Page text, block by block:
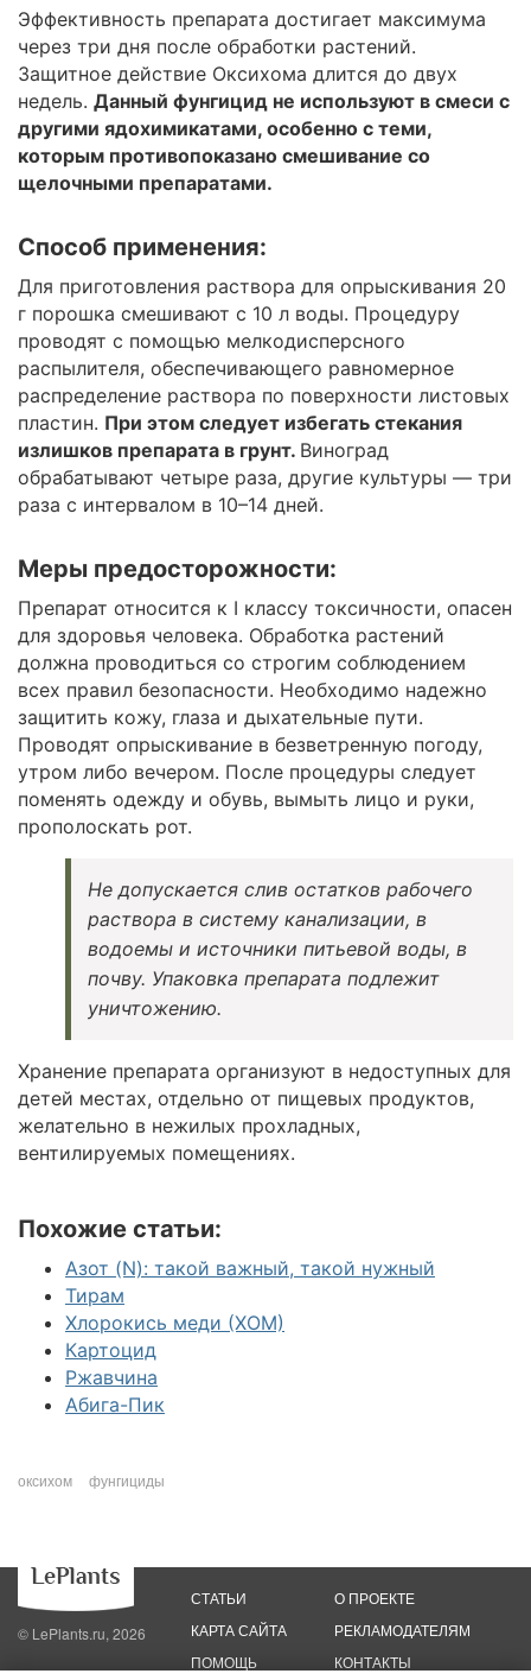
Эффективность препарата достигает максимума
через три дня после обработки растений.
Защитное действие Оксихома длится до двух
недель. Данный фунгицид не используют в смеси с
другими ядохимикатами, особенно с теми,
которым противопоказано смешивание со
щелочными препаратами.
Способ применения:
Для приготовления раствора для опрыскивания 20
г порошка смешивают с 10 л воды. Процедуру
проводят с помощью мелкодисперсного
распылителя, обеспечивающего равномерное
распределение раствора по поверхности листовых
пластин. При этом следует избегать стекания
излишков препарата в грунт. Виноград
обрабатывают четыре раза, другие культуры — три
раза с интервалом в 10–14 дней.
Меры предосторожности:
Препарат относится к I классу токсичности, опасен
для здоровья человека. Обработка растений
должна проводиться со строгим соблюдением
всех правил безопасности. Необходимо надежно
защитить кожу, глаза и дыхательные пути.
Проводят опрыскивание в безветренную погоду,
утром либо вечером. После процедуры следует
поменять одежду и обувь, вымыть лицо и руки,
прополоскать рот.
Не допускается слив остатков рабочего
раствора в систему канализации, в
водоемы и источники питьевой воды, в
почву. Упаковка препарата подлежит
уничтожению.
Хранение препарата организуют в недоступных для
детей местах, отдельно от пищевых продуктов,
желательно в нежилых прохладных,
вентилируемых помещениях.
Похожие статьи:
Азот (N): такой важный, такой нужный
Тирам
Хлорокись меди (ХОМ)
Картоцид
Ржавчина
Абига-Пик
оксихом фунгициды
© LePlants.ru, 2026
СТАТЬИ
КАРТА САЙТА
ПОМОЩЬ
О ПРОЕКТЕ
РЕКЛАМОДАТЕЛЯМ
КОНТАКТЫ